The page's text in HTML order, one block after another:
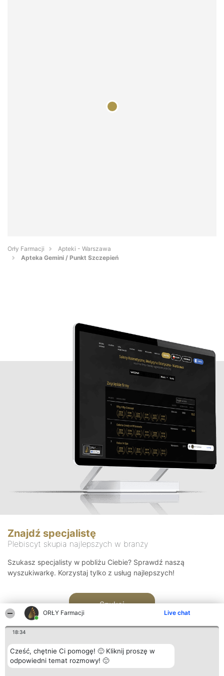
ORŁY Farmacji Live chat
18:34
Cześć, chętnie Ci pomogę! 🙂 Kliknij proszę w
odpowiedni temat rozmowy! 🙂
Orły Farmacji
Apteki - Warszawa
Apteka Gemini / Punkt Szczepień
Znajdź specjalistę
Plebiscyt skupia najlepszych w branży
Szukasz specjalisty w pobliżu Ciebie? Sprawdź naszą
wyszukiwarkę. Korzystaj tylko z usług najlepszych!
Szukaj